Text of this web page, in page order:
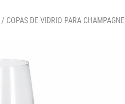
/ COPAS DE VIDRIO PARA CHAMPAGNE